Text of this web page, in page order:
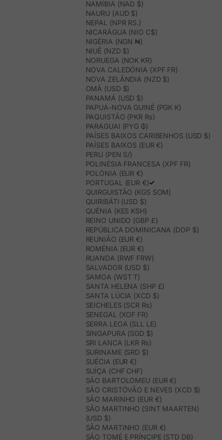
NAMÍBIA (NAD $)
NAURU (AUD $)
NEPAL (NPR RS.)
NICARÁGUA (NIO C$)
NIGÉRIA (NGN ₦)
NIUÊ (NZD $)
NORUEGA (NOK KR)
NOVA CALEDÓNIA (XPF FR)
NOVA ZELÂNDIA (NZD $)
OMÃ (USD $)
PANAMÁ (USD $)
PAPUA-NOVA GUINÉ (PGK K)
PAQUISTÃO (PKR ₨)
PARAGUAI (PYG ₲)
PAÍSES BAIXOS CARIBENHOS (USD $)
PAÍSES BAIXOS (EUR €)
PERU (PEN S/)
POLINÉSIA FRANCESA (XPF FR)
POLÓNIA (EUR €)
PORTUGAL (EUR €)
QUIRGUISTÃO (KGS SOM)
QUIRIBÁTI (USD $)
QUÉNIA (KES KSH)
REINO UNIDO (GBP £)
REPÚBLICA DOMINICANA (DOP $)
REUNIÃO (EUR €)
ROMÉNIA (EUR €)
RUANDA (RWF FRW)
SALVADOR (USD $)
SAMOA (WST T)
SANTA HELENA (SHP £)
SANTA LÚCIA (XCD $)
SEICHELES (SCR ₨)
SENEGAL (XOF FR)
SERRA LEOA (SLL LE)
SINGAPURA (SGD $)
SRI LANCA (LKR ₨)
SURINAME (SRD $)
SUÉCIA (EUR €)
SUÍÇA (CHF CHF)
SÃO BARTOLOMEU (EUR €)
SÃO CRISTÓVÃO E NEVES (XCD $)
SÃO MARINHO (EUR €)
SÃO MARTINHO (SINT MAARTEN)
(USD $)
SÃO MARTINHO (EUR €)
SÃO TOMÉ E PRÍNCIPE (STD DB)